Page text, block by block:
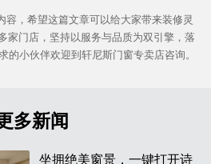
，希望这篇文章可以给大家带来装修灵
家门店，坚持以服务与品质为双引擎，落
的小伙伴欢迎到轩尼斯门窗专卖店咨询。
多新闻
坐拥绝美窗景，一键打开诗